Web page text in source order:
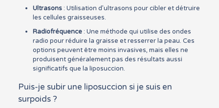
Ultrasons: Utilisation d’ultrasons pour cibler et détruire
les cellules graisseuses.
Radiofréquence: Une méthode qui utilise des ondes
radio pour réduire la graisse et resserrer la peau. Ces
options peuvent être moins invasives, mais elles ne
produisent généralement pas des résultats aussi
significatifs que la liposuccion.
Puis-je subir une liposuccion si je suis en
surpoids ?